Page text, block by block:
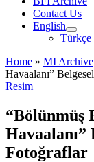
Contact Us
English
Türkçe
Home » MI Archive
Havaalanı”
Resim
“Bölünmüş
Havaalanı”
Fotoğraflar